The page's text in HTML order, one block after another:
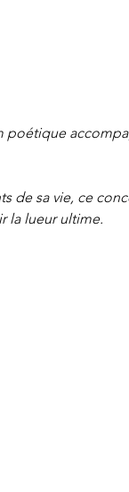
de sa vie, ce
la lueur ultime.